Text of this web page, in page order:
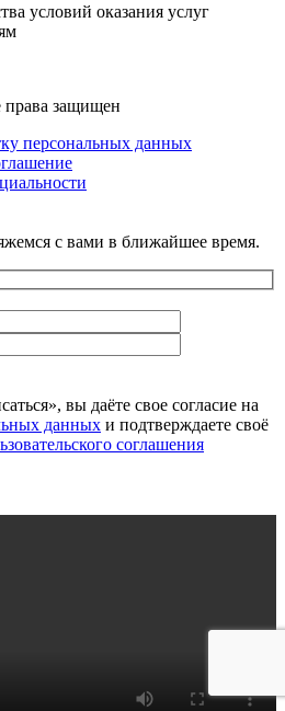
условий оказания услуг
защищен
персональных данных
с вами в ближайшее время.
вы даёте свое согласие на
данных и подтверждаете своё
соглашения